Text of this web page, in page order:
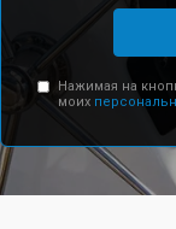
Нажимая на
моих